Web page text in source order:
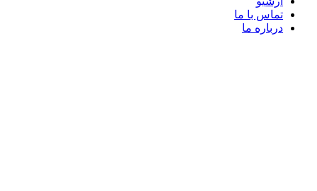
تماس با ما
درباره ما